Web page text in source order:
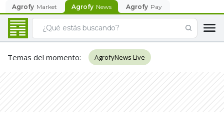
Agrofy Market Agrofy News Agrofy Pay
Temas del momento: AgrofyNews Live